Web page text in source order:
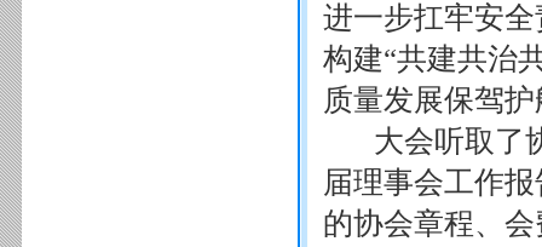
进一步扛牢安
构建“共建共治
质量发展保驾
大会听取了协
届理事会工作
的协会章程、